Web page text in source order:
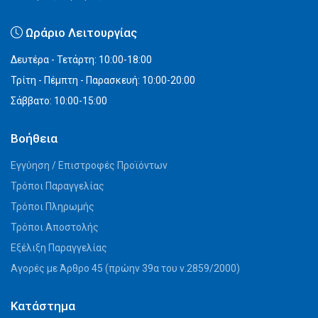
Ωράριο Λειτουργίας
Δευτέρα - Τετάρτη: 10:00-18:00
Τρίτη - Πέμπτη - Παρασκευή: 10:00-20:00
Σάββατο: 10:00-15:00
Βοήθεια
Εγγύηση / Επιστροφές Προϊόντων
Τρόποι Παραγγελίας
Τρόποι Πληρωμής
Τρόποι Αποστολής
Εξέλιξη Παραγγελίας
Αγορές με Άρθρο 45 (πρώην 39α του ν.2859/2000)
Κατάστημα